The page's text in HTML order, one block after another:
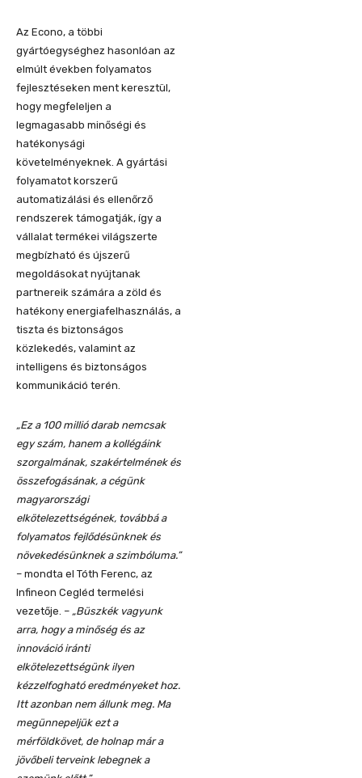
Az Econo, a többi
gyártóegységhez hasonlóan az
elmúlt években folyamatos
fejlesztéseken ment keresztül,
hogy megfeleljen a
legmagasabb minőségi és
hatékonysági
követelményeknek. A gyártási
folyamatot korszerű
automatizálási és ellenőrző
rendszerek támogatják, így a
vállalat termékei világszerte
megbízható és újszerű
megoldásokat nyújtanak
partnereik számára a zöld és
hatékony energiafelhasználás, a
tiszta és biztonságos
közlekedés, valamint az
intelligens és biztonságos
kommunikáció terén.
„Ez a 100 millió darab nemcsak
egy szám, hanem a kollégáink
szorgalmának, szakértelmének és
összefogásának, a cégünk
magyarországi
elkötelezettségének, továbbá a
folyamatos fejlődésünknek és
növekedésünknek a szimbóluma.”
– mondta el Tóth Ferenc, az
Infineon Cegléd termelési
vezetője. – „Büszkék vagyunk
arra, hogy a minőség és az
innováció iránti
elkötelezettségünk ilyen
kézzelfogható eredményeket hoz.
Itt azonban nem állunk meg. Ma
megünnepeljük ezt a
mérföldkövet, de holnap már a
jövőbeli terveink lebegnek a